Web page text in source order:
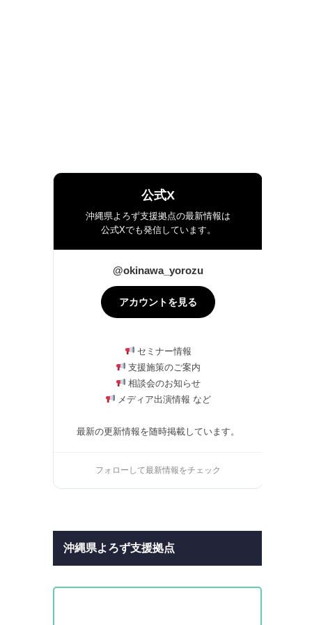
公式X
沖縄県よろず支援拠点の最新情報は
公式Xでも発信しています。
@okinawa_yorozu
アカウントを見る
セミナー情報
支援施策のご案内
相談会のお知らせ
メディア出演情報 など
最新の更新情報を随時掲載しています。
フォローして最新情報をチェック
沖縄県よろず支援拠点